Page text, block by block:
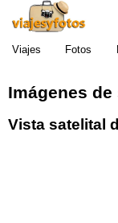
Viajes Fotos
Imágenes
Vista satelital